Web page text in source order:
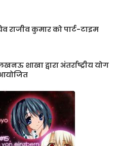
राजीव कुमार को पार्ट-टाइम
शाखा द्वारा अंतर्राष्ट्रीय योग